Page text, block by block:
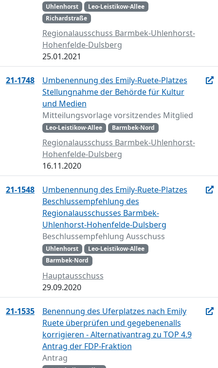
Uhlenhorst
Leo-Leistikow-Allee
Richardstraße
Regionalausschuss Barmbek-Uhlenhorst-
Hohenfelde-Dulsberg
25.01.2021
21-1748
Umbenennung des Emily-Ruete-Platzes
Stellungnahme der Behörde für Kultur
und Medien
Mitteilungsvorlage vorsitzendes Mitglied
Leo-Leistikow-Allee Barmbek-Nord
Regionalausschuss Barmbek-Uhlenhorst-
Hohenfelde-Dulsberg
16.11.2020
21-1548
Umbenennung des Emily-Ruete-Platzes
Beschlussempfehlung des
Regionalausschusses Barmbek-
Uhlenhorst-Hohenfelde-Dulsberg
Beschlussempfehlung Ausschuss
Uhlenhorst
Leo-Leistikow-Allee
Barmbek-Nord
Hauptausschuss
29.09.2020
21-1535
Benennung des Uferplatzes nach Emily
Ruete überprüfen und gegebenenalls
korrigieren - Alternativantrag zu TOP 4.9
Antrag der FDP-Fraktion
Antrag